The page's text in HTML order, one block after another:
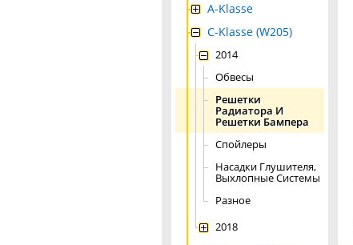
A-Klasse
C-Klasse (W205)
2014
Обвесы
Решетки
Радиатора И
Решетки Бампера
Спойлеры
Насадки Глушителя,
Выхлопные Системы
Разное
2018